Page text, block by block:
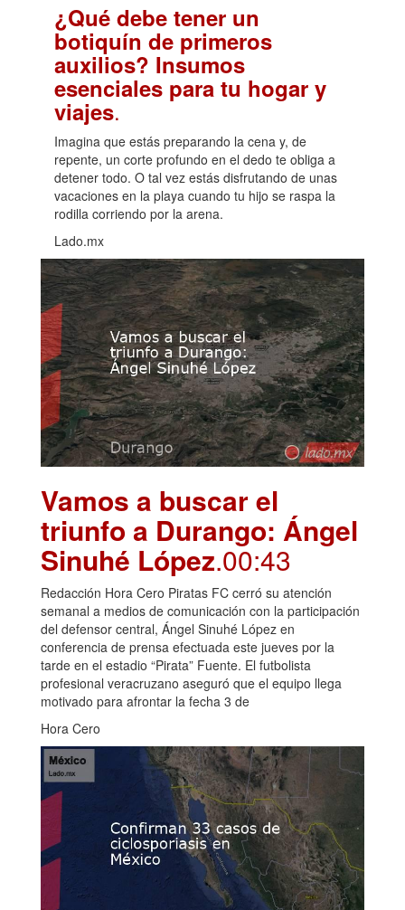
¿Qué debe tener un
botiquín de primeros
auxilios? Insumos
esenciales para tu hogar y
viajes.
Imagina que estás preparando la cena y, de
repente, un corte profundo en el dedo te obliga a
detener todo. O tal vez estás disfrutando de unas
vacaciones en la playa cuando tu hijo se raspa la
rodilla corriendo por la arena.
Lado.mx
Vamos a buscar el
triunfo a Durango: Ángel
Sinuhé López.00:43
Redacción Hora Cero Piratas FC cerró su atención
semanal a medios de comunicación con la participación
del defensor central, Ángel Sinuhé López en
conferencia de prensa efectuada este jueves por la
tarde en el estadio “Pirata” Fuente. El futbolista
profesional veracruzano aseguró que el equipo llega
motivado para afrontar la fecha 3 de
Hora Cero